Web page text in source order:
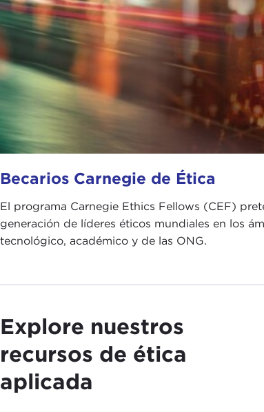
Becarios Carnegie de Ética
El programa Carnegie Ethics Fellows (CEF)
generación de líderes éticos mundiales en los
tecnológico, académico y de las ONG.
Explore nuestros
recursos de ética
aplicada